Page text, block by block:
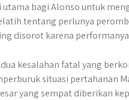
bagi Alonso untuk
tentang perlunya
disorot karena
kesalahan fatal yang
situasi pertahanan
yang sempat diberikan